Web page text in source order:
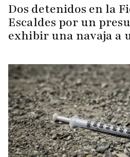
Dos detenidos en la
Escaldes por un
exhibir una navaja a